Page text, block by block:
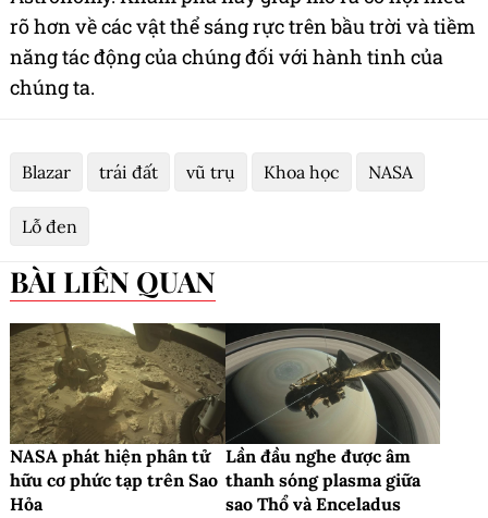
rõ hơn về các vật thể sáng rực trên bầu trời và tiềm
năng tác động của chúng đối với hành tinh của
chúng ta.
Blazar trái đất vũ trụ Khoa học NASA
Lỗ đen
BÀI LIÊN QUAN
NASA phát hiện phân tử
hữu cơ phức tạp trên Sao
Hỏa
Lần đầu nghe được âm
thanh sóng plasma giữa
sao Thổ và Enceladus